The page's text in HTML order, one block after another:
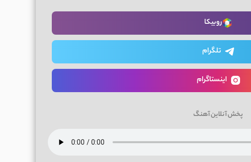
روبیکا
تلگرام
اینستاگرام
پخش آنلاین آهنگ